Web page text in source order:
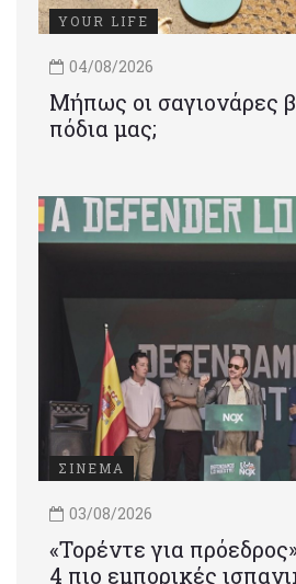
YOUR LIFE
04/08/2026
Μήπως οι σαγιονάρες
πόδια μας;
ΣΙΝΕΜΑ
03/08/2026
«Τορέντε για
4 πιο εμπορικές